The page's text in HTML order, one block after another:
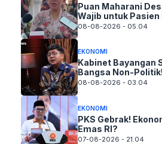
Puan Maharani
Wajib untuk Pasien
08-08-2026 - 05.04
EKONOMI
Kabinet Bayangan
Bangsa Non-Politik!
08-08-2026 - 03.04
EKONOMI
PKS Gebrak!
Emas RI?
07-08-2026 - 21.04